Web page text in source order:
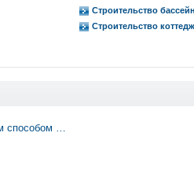
Строительство
Строительство
способом …